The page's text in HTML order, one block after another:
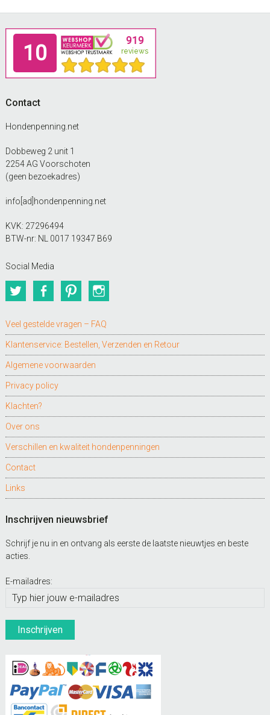
Footer
Contact
Hondenpenning.net
Dobbeweg 2 unit 1
2254 AG Voorschoten
(geen bezoekadres)
info[ad]hondenpenning.net
KVK: 27296494
BTW-nr: NL 0017 19347 B69
Social Media
TwitterFacebookPinterest
Veel gestelde vragen – FAQ
Klantenservice: Bestellen, Verzenden en Retour
Algemene voorwaarden
Privacy policy
Klachten?
Over ons
Verschillen en kwaliteit hondenpenningen
Contact
Links
Inschrijven nieuwsbrief
Schrijf je nu in en ontvang als eerste de laatste nieuwtjes en beste
acties.
E-mailadres: